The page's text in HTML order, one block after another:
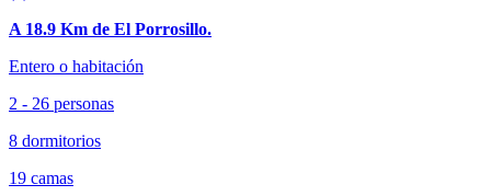
A 18.9 Km de El Porrosillo.
Entero o habitación
2 - 26 personas
8 dormitorios
19 camas